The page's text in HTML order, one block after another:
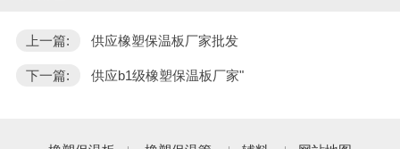
上一篇: 供应橡塑保温板厂家批发
下一篇: 供应b1级橡塑保温板厂家"